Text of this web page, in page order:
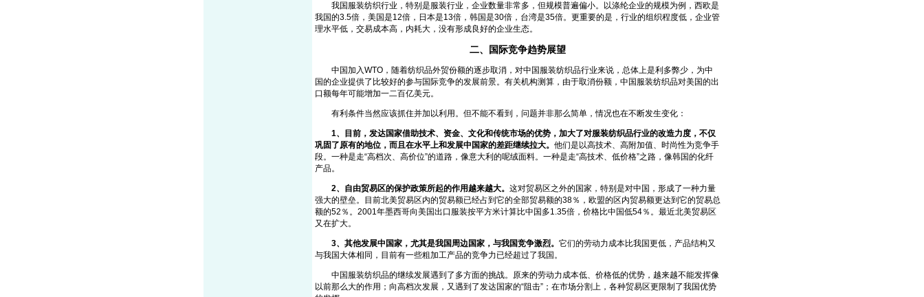
我国服装纺织行业，特别是服装行业，企业数量非常多，但规模普遍偏小。以涤纶企业的规模为例，西欧是
我国的3.5倍，美国是12倍，日本是13倍，韩国是30倍，台湾是35倍。更重要的是，行业的组织程度低，企业管
理水平低，交易成本高，内耗大，没有形成良好的企业生态。
二、国际竞争趋势展望
中国加入WTO，随着纺织品外贸份额的逐步取消，对中国服装纺织品行业来说，总体上是利多弊少，为中
国的企业提供了比较好的参与国际竞争的发展前景。有关机构测算，由于取消份额，中国服装纺织品对美国的出
口额每年可能增加一二百亿美元。
有利条件当然应该抓住并加以利用。但不能不看到，问题并非那么简单，情况也在不断发生变化：
1、目前，发达国家借助技术、资金、文化和传统市场的优势，加大了对服装纺织品行业的改造力度，不仅
巩固了原有的地位，而且在水平上和发展中国家的差距继续拉大。 他们是以高技术、高附加值、时尚性为竞争手
段。一种是走“高档次、高价位”的道路，像意大利的呢绒面料。一种是走“高技术、低价格”之路，像韩国的化纤
产品。
2、自由贸易区的保护政策所起的作用越来越大。 这对贸易区之外的国家，特别是对中国，形成了一种力量
强大的壁垒。目前北美贸易区内的贸易额已经占到它的全部贸易额的38％，欧盟的区内贸易额更达到它的贸易总
额的52％。2001年墨西哥向美国出口服装按平方米计算比中国多1.35倍，价格比中国低54％。最近北美贸易区
又在扩大。
3、其他发展中国家，尤其是我国周边国家，与我国竞争激烈。 它们的劳动力成本比我国更低，产品结构又
与我国大体相同，目前有一些粗加工产品的竞争力已经超过了我国。
中国服装纺织品的继续发展遇到了多方面的挑战。原来的劳动力成本低、价格低的优势，越来越不能发挥像
以前那么大的作用；向高档次发展，又遇到了发达国家的“阻击”；在市场分割上，各种贸易区更限制了我国优势